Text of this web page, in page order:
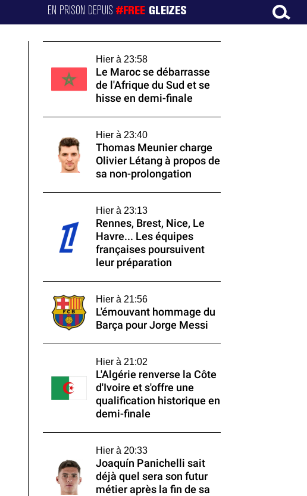
EN PRISON DEPUIS#FREE GLEIZES
Hier à 23:58
Le Maroc se débarrasse
de l'Afrique du Sud et se
hisse en demi-finale
Hier à 23:40
Thomas Meunier charge
Olivier Létang à propos de
sa non-prolongation
Hier à 23:13
Rennes, Brest, Nice, Le
Havre... Les équipes
françaises poursuivent
leur préparation
Hier à 21:56
L'émouvant hommage du
Barça pour Jorge Messi
Hier à 21:02
L'Algérie renverse la Côte
d'Ivoire et s'offre une
qualification historique en
demi-finale
Hier à 20:33
Joaquín Panichelli sait
déjà quel sera son futur
métier après la fin de sa